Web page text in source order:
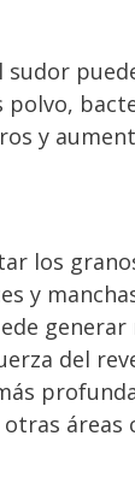
sudor
polvo,
y
los
y
generar
del
áreas